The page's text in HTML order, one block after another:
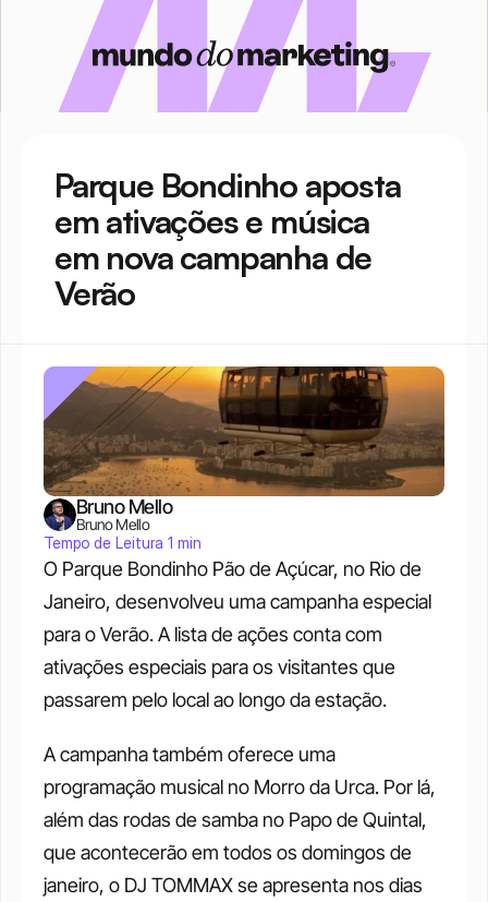
Parque Bondinho aposta
em ativações e música
em nova campanha de
Verão
O Parque Bondinho Pão de Açúcar, no Rio de
Janeiro, desenvolveu uma campanha especial
para o Verão. A lista de ações conta com
ativações especiais para os visitantes que
passarem pelo local ao longo da estação.
A campanha também oferece uma
programação musical no Morro da Urca. Por lá,
além das rodas de samba no Papo de Quintal,
que acontecerão em todos os domingos de
janeiro, o DJ TOMMAX se apresenta nos dias
Bruno Mello
Bruno Mello
Tempo de Leitura 1 min